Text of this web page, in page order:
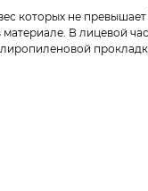
которых не превышает
В лицевой